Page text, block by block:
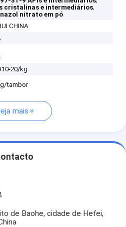
cristalinas e intermediários,
nitrato em pó
CHINA
20/kg
tambor
mais
de Baohe, cidade de Hefei,